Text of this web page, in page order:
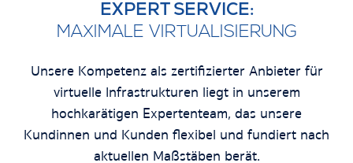
EXPERT SERVICE:
MAXIMALE VIRTUALISIERUNG
Unsere Kompetenz als zertifizierter Anbieter für
virtuelle Infrastrukturen liegt in unserem
hochkarätigen Expertenteam, das unsere
Kundinnen und Kunden flexibel und fundiert nach
aktuellen Maßstäben berät.